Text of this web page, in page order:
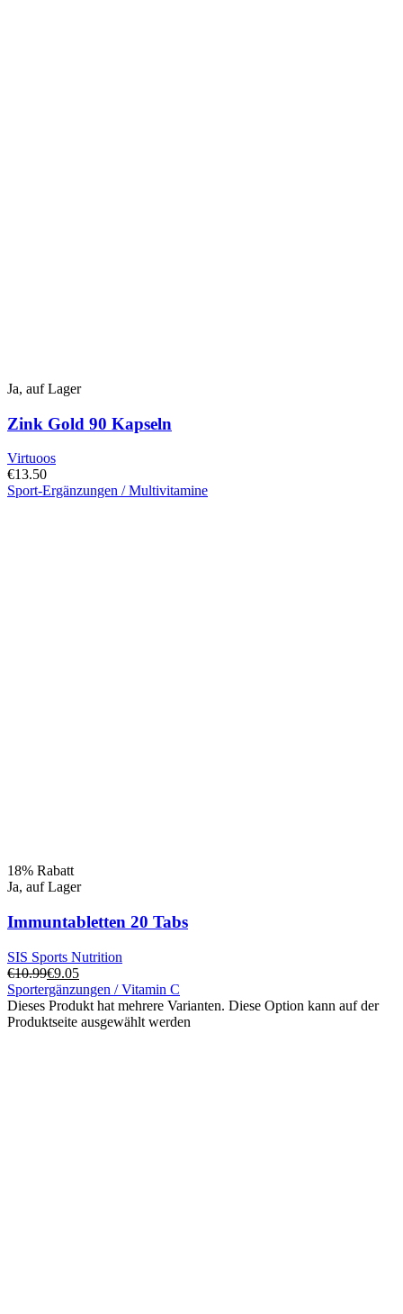
Ja, auf Lager
Zink Gold 90 Kapseln
Virtuoos
€13.50
Sport-Ergänzungen / Multivitamine
18% Rabatt
Ja, auf Lager
Immuntabletten 20 Tabs
SIS Sports Nutrition
€10.99€9.05
Sportergänzungen / Vitamin C
Dieses Produkt hat mehrere Varianten. Diese Option kann auf der
Produktseite ausgewählt werden